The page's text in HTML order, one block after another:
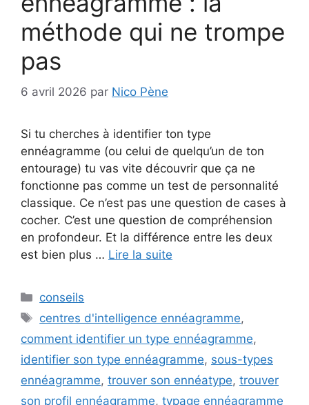
méthode qui ne trompe
pas
6 avril 2026 par Nico Pène
Si tu cherches à identifier ton type
ennéagramme (ou celui de quelqu’un de ton
entourage) tu vas vite découvrir que ça ne
fonctionne pas comme un test de personnalité
classique. Ce n’est pas une question de cases à
cocher. C’est une question de compréhension
en profondeur. Et la différence entre les deux
est bien plus … Lire la suite
Catégories
conseils
Étiquettes
centres d'intelligence ennéagramme,
comment identifier un type ennéagramme,
identifier son type ennéagramme, sous-types
ennéagramme, trouver son ennéatype, trouver
son profil ennéagramme, typage ennéagramme